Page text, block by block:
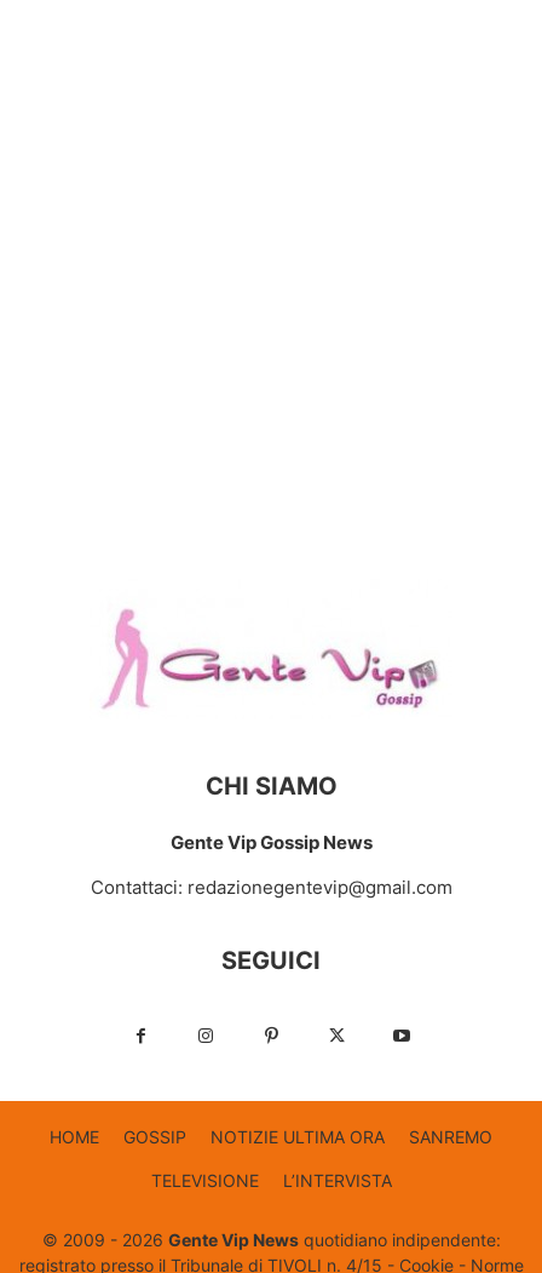
CHI SIAMO
Gente Vip Gossip News
Contattaci: redazionegentevip@gmail.com
SEGUICI
HOME GOSSIP NOTIZIE ULTIMA ORA SANREMO
TELEVISIONE L’INTERVISTA
© 2009 - 2026 Gente Vip Newsquotidiano indipendente:
registrato presso il Tribunale di TIVOLI n. 4/15 - Cookie- Norme